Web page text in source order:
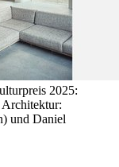
2025:
Architektur:
und Daniel